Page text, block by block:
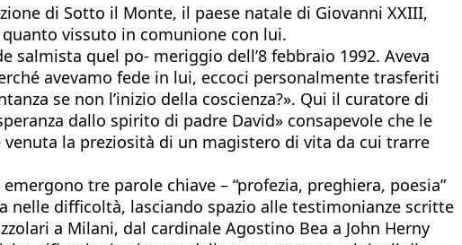
di Sotto il Monte, il paese natale di Giovanni XXIII,
quanto vissuto in comunione con lui.
salmista quel po- meriggio dell’8 febbraio 1992. Aveva
avevamo fede in lui, eccoci personalmente trasferiti
se non l’inizio della coscienza?». Qui il curatore di
dallo spirito di padre David» consapevole che le
la preziosità di un magistero di vita da cui trarre
tre parole chiave – “profezia, preghiera, poesia”
nelle difficoltà, lasciando spazio alle testimonianze scritte
a Milani, dal cardinale Agostino Bea a John Herny